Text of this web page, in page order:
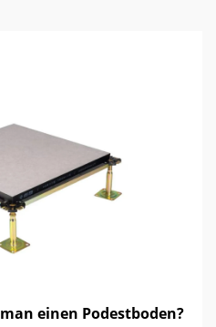
einen Podestboden?